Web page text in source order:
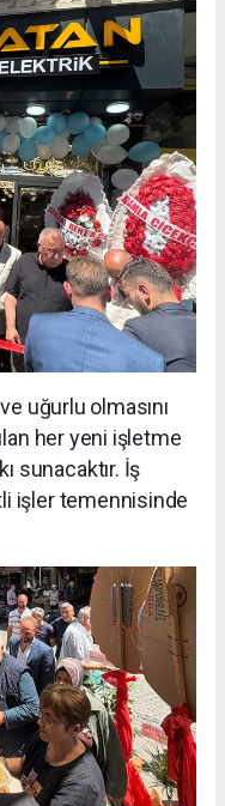
uğurlu olmasını
her yeni işletme
sunacaktır. İş
işler temennisinde